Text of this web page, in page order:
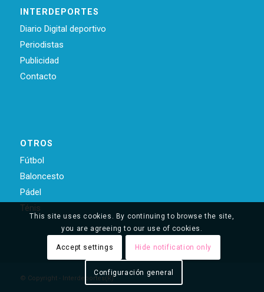
INTERDEPORTES
Diario Digital deportivo
Periodistas
Publicidad
Contacto
OTROS
Fútbol
Baloncesto
Pádel
Ténis
© Copyright - Interdeportes(R)
This site uses cookies. By continuing to browse the site,
you are agreeing to our use of cookies.
Accept settings Hide notification only
Configuración general